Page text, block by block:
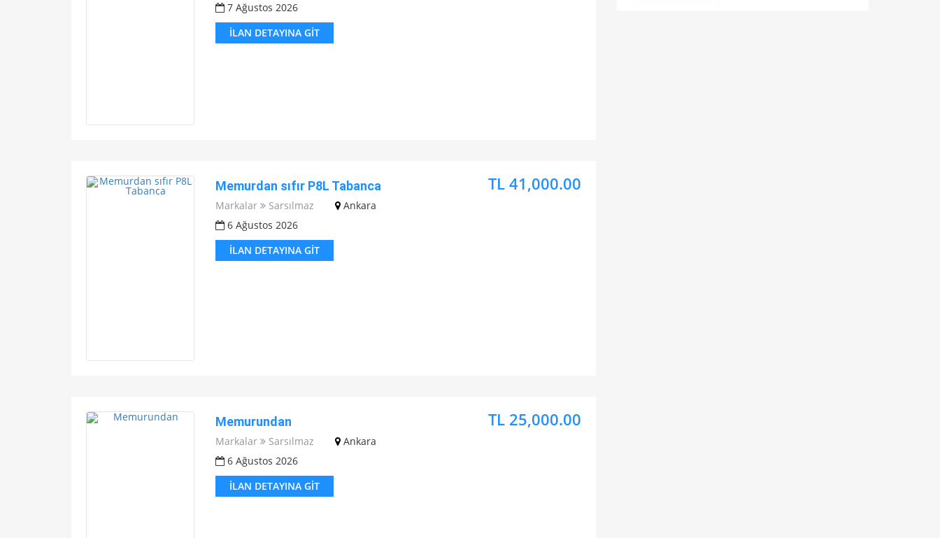
7 Ağustos 2026
İLAN DETAYINA GIT
Memurdan sıfır P8L Tabanca
Markalar Sarsılmaz
Ankara
6 Ağustos 2026
İLAN DETAYINA GIT
TL 41,000.00
Memurundan
Markalar Sarsılmaz
Ankara
6 Ağustos 2026
İLAN DETAYINA GIT
TL 25,000.00